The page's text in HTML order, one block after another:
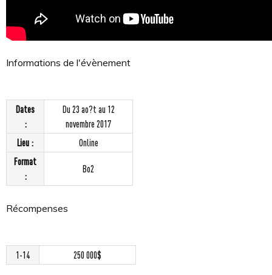
Informations de l'évènement
Dates
:
Du 23 ao?t au 12
novembre 2017
Lieu :
Online
Format
:
Bo2
Récompenses
1-14 250 000$